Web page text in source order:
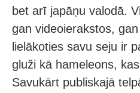
bet arī japāņu valodā.
gan videoierakstos,
lielākoties savu seju ir
gluži kā hameleons,
Savukārt publiskajā